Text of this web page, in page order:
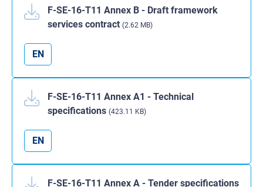
F-SE-16-T11 Annex B - Draft framework
services contract (2.62 MB)
EN
F-SE-16-T11 Annex A1 - Technical
specifications (423.11 KB)
EN
F-SE-16-T11 Annex A - Tender specifications